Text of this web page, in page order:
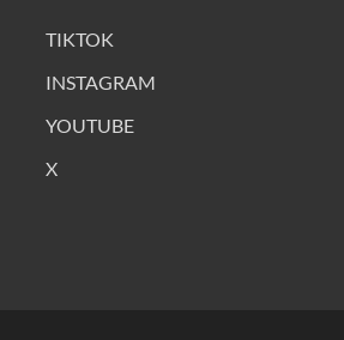
TIKTOK
INSTAGRAM
YOUTUBE
X